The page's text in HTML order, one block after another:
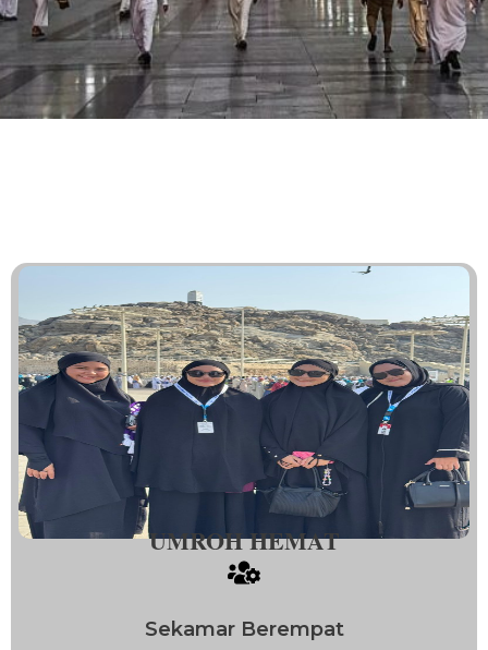
UMROH HEMAT
Sekamar Berempat